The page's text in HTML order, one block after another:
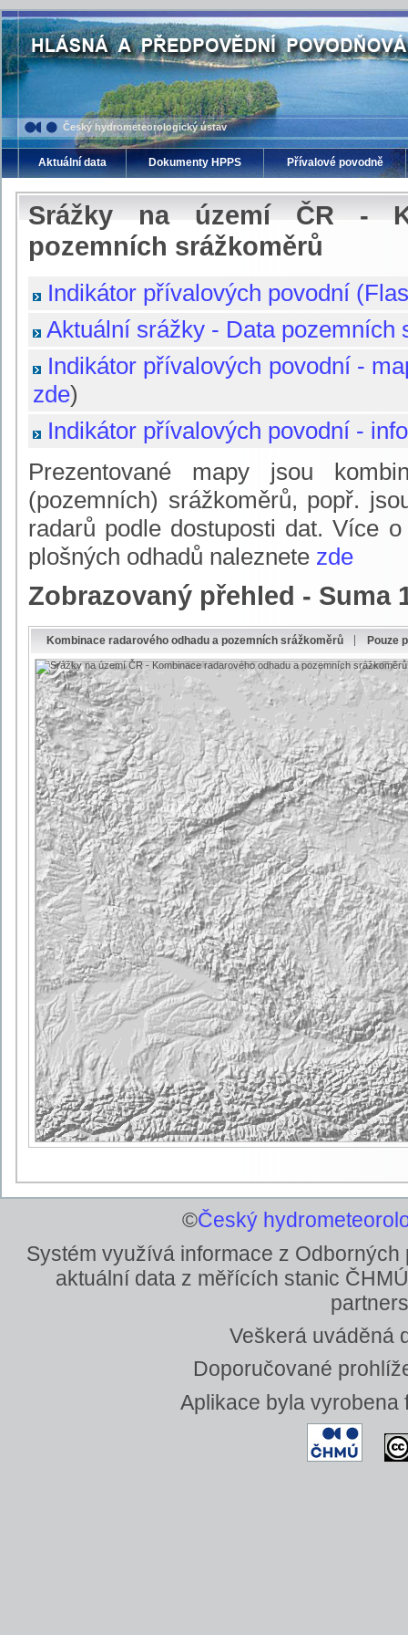
Český hydrometeorologický ústav
Aktuální data Dokumenty HPPS Přívalové povodně
Srážky na území ČR -
pozemních srážkoměrů
Indikátor přívalových povodní
Aktuální srážky - Data pozemních
Indikátor přívalových povodní -
zde)
Indikátor přívalových povodní -
Prezentované mapy jsou
(pozemních) srážkoměrů, popř.
radarů podle dostuposti dat. Více
plošných odhadů naleznete zde
Zobrazovaný přehled - Suma
Kombinace radarového odhadu a pozemních srážkoměrů Pouze
©Český
Systém využívá informace z
aktuální data z měřících stanic
Veškerá uváděná
Doporučované
Aplikace byla vyrobena